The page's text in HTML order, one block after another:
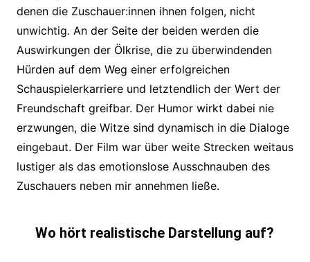
denen die Zuschauer:innen ihnen folgen, nicht
unwichtig. An der Seite der beiden werden die
Auswirkungen der Ölkrise, die zu überwindenden
Hürden auf dem Weg einer erfolgreichen
Schauspielerkarriere und letztendlich der Wert der
Freundschaft greifbar. Der Humor wirkt dabei nie
erzwungen, die Witze sind dynamisch in die Dialoge
eingebaut. Der Film war über weite Strecken weitaus
lustiger als das emotionslose Ausschnauben des
Zuschauers neben mir annehmen ließe.
Wo hört realistische Darstellung auf?